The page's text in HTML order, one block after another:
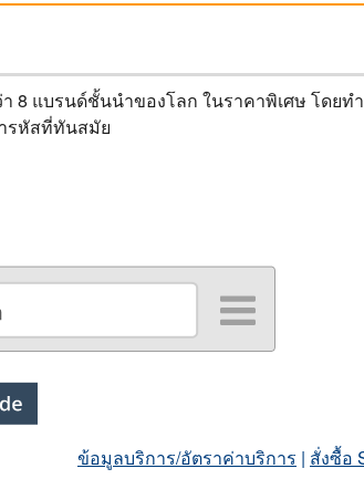
8 แบรนด์ชั้นนำของโลก ในราคาพิเศษ โดยท
รหัสที่ทันสมัย
ข้อมูลบริการ/อัตราค่าบริการ | สั่งซื้อ